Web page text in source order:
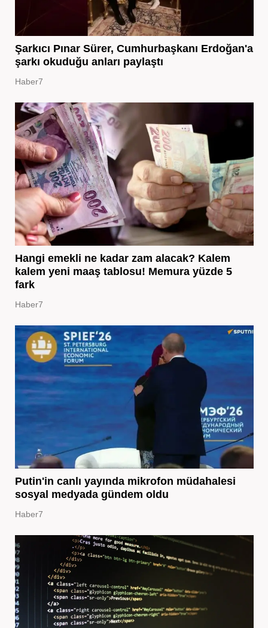
Şarkıcı Pınar Sürer, Cumhurbaşkanı Erdoğan'a
şarkı okuduğu anları paylaştı
Haber7
Hangi emekli ne kadar zam alacak? Kalem
kalem yeni maaş tablosu! Memura yüzde 5
fark
Haber7
Putin'in canlı yayında mikrofon müdahalesi
sosyal medyada gündem oldu
Haber7